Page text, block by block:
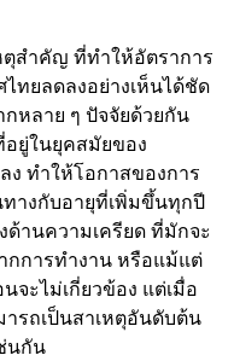
ตุสำคัญ ที่ทำให้อัตราการ
ทยลดลงอย่างเห็นได้ชัด
หลาย ๆ ปัจจัยด้วยกัน
ยู่ในยุคสมัยของ
ง ทำให้โอกาสของการ
างกับอายุที่เพิ่มขึ้นทุกปี
านความเครียด ที่มักจะ
กการทำงาน หรือแม้แต่
จะไม่เกี่ยวข้อง แต่เมื่อ
รถเป็นสาเหตุอันดับต้น
นกัน